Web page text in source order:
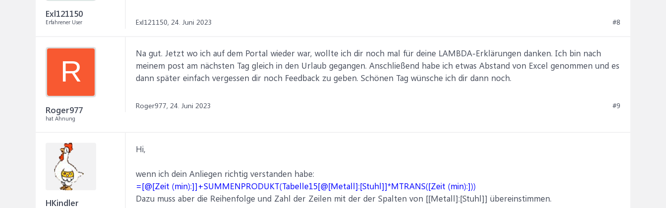
Exl121150
Erfahrener User Exl121150, 24. Juni 2023 #8
R
Roger977
hat Ahnung
Na gut. Jetzt wo ich auf dem Portal wieder war, wollte ich dir noch mal für deine LAMBDA-Erklärungen danken. Ich bin nach
meinem post am nächsten Tag gleich in den Urlaub gegangen. Anschließend habe ich etwas Abstand von Excel genommen und es
dann später einfach vergessen dir noch Feedback zu geben. Schönen Tag wünsche ich dir dann noch.
Roger977, 24. Juni 2023 #9
HKindler
Hi,
wenn ich dein Anliegen richtig verstanden habe:
=[@[Zeit (min):]]+SUMMENPRODUKT(Tabelle15[@[Metall]:[Stuhl]]*MTRANS([Zeit (min):]))
Dazu muss aber die Reihenfolge und Zahl der Zeilen mit der der Spalten von [[Metall]:[Stuhl]] übereinstimmen.